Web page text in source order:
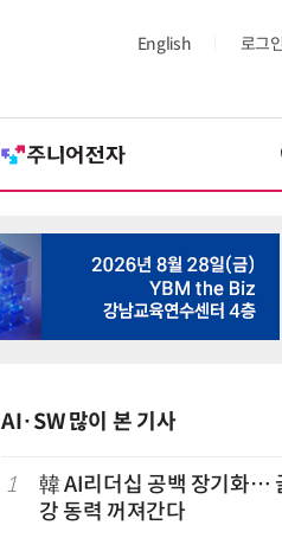
English 로그인
AI·SW 많이 본 기사
1
韓 AI리더십 공백 장기화…
강 동력 꺼져간다